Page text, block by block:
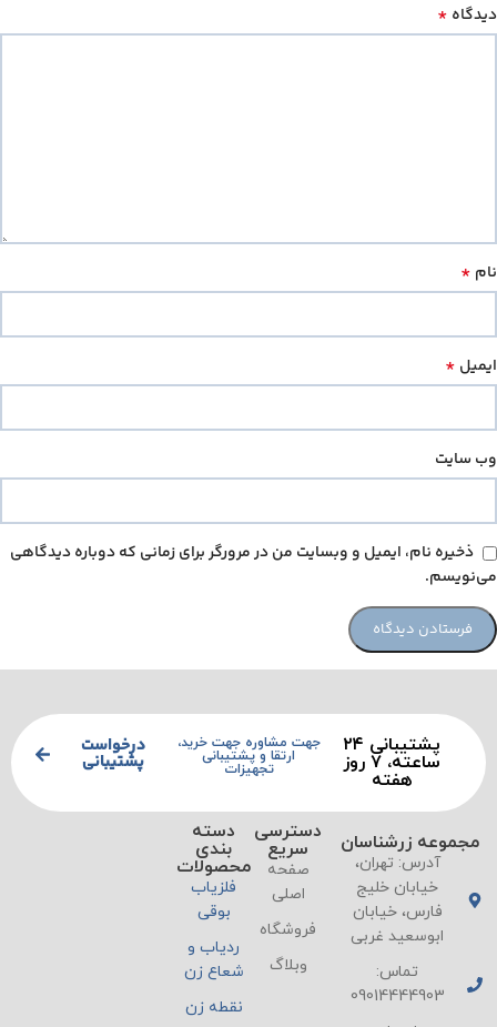
دیدگاه *
نام *
ایمیل *
وب‌ سایت
ذخیره نام، ایمیل و وبسایت من در مرورگر برای زمانی که دوباره دیدگاهی
می‌نویسم.
پشتیبانی ۲۴
ساعته، ۷ روز
هفته
جهت مشاوره جهت خرید،
ارتقا و پشتیبانی
تجهیزات
درخواست
پشتیبانی
مجموعه زرشناسان
آدرس: تهران،
خیابان خلیج
فارس، خیابان
ابوسعید غربی
تماس:
09014444903
دسترسی
سریع
صفحه
اصلی
فروشگاه
وبلاگ
دسته
بندی
محصولات
فلزیاب
بوقی
ردیاب و
شعاع زن
نقطه زن